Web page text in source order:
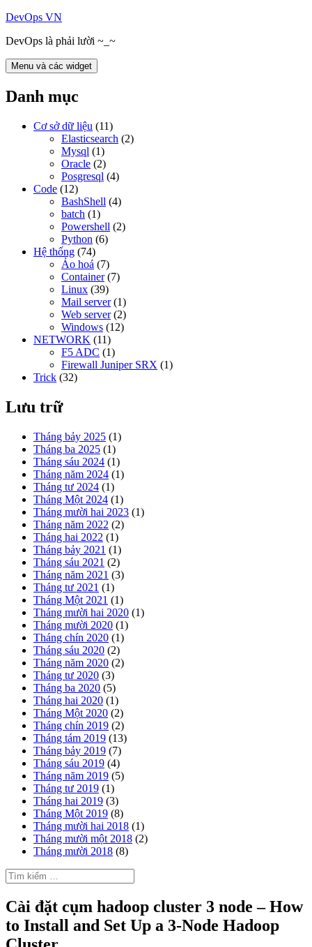
Chuyển
nội
DevOps VN
DevOps là phải lười ~_~
Menu và các widget
Danh mục
Cơ sở dữ liệu (11)
Elasticsearch (2)
Mysql (1)
Oracle (2)
Posgresql (4)
Code (12)
BashShell (4)
batch (1)
Powershell (2)
Python (6)
Hệ thống (74)
Ảo hoá (7)
Container(7)
Linux (39)
Mail server(1)
Web server(2)
Windows (12)
NETWORK (11)
F5 ADC (1)
Firewall Juniper SRX (1)
Trick (32)
Lưu trữ
Tháng bảy 2025 (1)
Tháng ba 2025 (1)
Tháng sáu 2024 (1)
Tháng năm 2024 (1)
Tháng tư 2024 (1)
Tháng Một 2024 (1)
Tháng mười hai 2023 (1)
Tháng năm 2022 (2)
Tháng hai 2022 (1)
Tháng bảy 2021 (1)
Tháng sáu 2021 (2)
Tháng năm 2021 (3)
Tháng tư 2021 (1)
Tháng Một 2021 (1)
Tháng mười hai 2020 (1)
Tháng mười 2020 (1)
Tháng chín 2020 (1)
Tháng sáu 2020 (2)
Tháng năm 2020 (2)
Tháng tư 2020 (3)
Tháng ba 2020 (5)
Tháng hai 2020 (1)
Tháng Một 2020 (2)
Tháng chín 2019 (2)
Tháng tám 2019 (13)
Tháng bảy 2019 (7)
Tháng sáu 2019 (4)
Tháng năm 2019 (5)
Tháng tư 2019 (1)
Tháng hai 2019 (3)
Tháng Một 2019 (8)
Tháng mười hai 2018 (1)
Tháng mười một 2018 (2)
Tháng mười 2018 (8)
Tìm
kiếm
cho:
Cài đặt cụm hadoop cluster 3 node – How
to Install and Set Up a 3-Node Hadoop